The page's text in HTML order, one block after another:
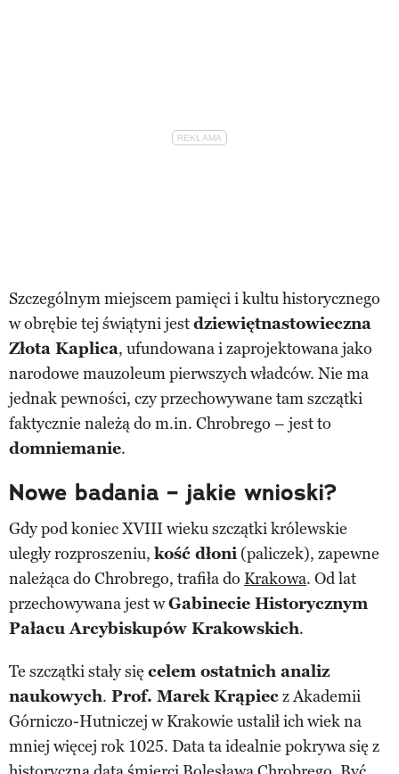
Szczególnym miejscem pamięci i kultu historycznego
w obrębie tej świątyni jestdziewiętnastowieczna
Złota Kaplica, ufundowana i zaprojektowana jako
narodowe mauzoleum pierwszych władców. Nie ma
jednak pewności, czy przechowywane tam szczątki
faktycznie należą do m.in. Chrobrego – jest to
domniemanie.
Nowe badania – jakie wnioski?
Gdy pod koniec XVIII wieku szczątki królewskie
uległy rozproszeniu, kość dłoni (paliczek), zapewne
należąca do Chrobrego, trafiła do Krakowa. Od lat
przechowywana jest wGabinecie Historycznym
Pałacu Arcybiskupów Krakowskich.
Te szczątki stały się celem ostatnich analiz
naukowych. Prof. Marek Krąpiecz Akademii
Górniczo-Hutniczej w Krakowie ustalił ich wiek na
mniej więcej rok 1025. Data ta idealnie pokrywa się z